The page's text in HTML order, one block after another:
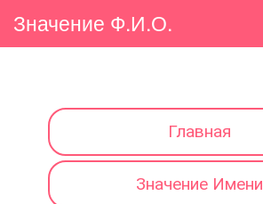
Значение Ф.И.О.
Главная
Значение Имени